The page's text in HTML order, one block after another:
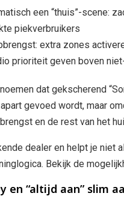
een “thuis”-scene:
piekverbruikers
extra zones
prioriteit geven boven
dat gekscherend
gevoed wordt, maar
en de rest van het
dealer en helpt je niet
Bekijk de
en “altijd aan” slim